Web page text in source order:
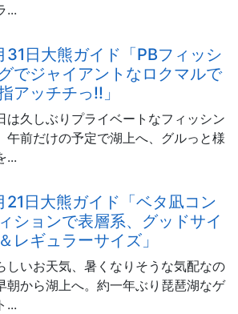
...
31日大熊ガイド「PBフィッシ
でジャイアントなロクマルで
アッチチっ!!」
は久しぶりプライベートなフィッシン
午前だけの予定で湖上へ、グルっと様
...
21日大熊ガイド「ベタ凪コン
ションで表層系、グッドサイ
レギュラーサイズ」
しいお天気、暑くなりそうな気配なの
朝から湖上へ。約一年ぶり琵琶湖なゲ
...